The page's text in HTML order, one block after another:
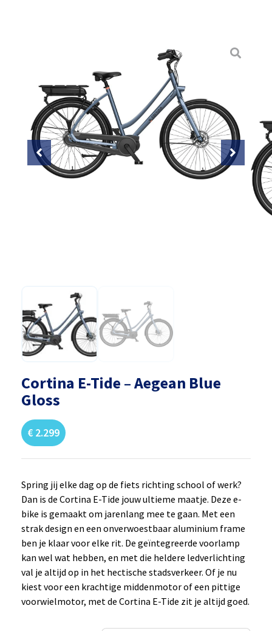
Cortina E-Tide – Aegean Blue
Gloss
€ 2.299
Spring jij elke dag op de fiets richting school of werk?
Dan is de Cortina E-Tide jouw ultieme maatje. Deze e-
bike is gemaakt om jarenlang mee te gaan. Met een
strak design en een onverwoestbaar aluminium frame
ben je klaar voor elke rit. De geïntegreerde voorlamp
kan wel wat hebben, en met die heldere ledverlichting
val je altijd op in het hectische stadsverkeer. Of je nu
kiest voor een krachtige middenmotor of een pittige
voorwielmotor, met de Cortina E-Tide zit je altijd goed.